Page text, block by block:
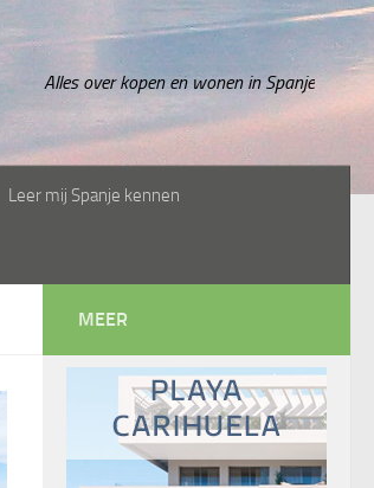
Alles over kopen en wonen in Spanje
Leer mij Spanje kennen
MEER